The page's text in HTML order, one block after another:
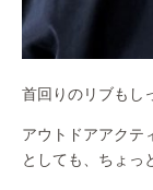
首回りのリブもし
アウトドアアクテ
としても、ちょ